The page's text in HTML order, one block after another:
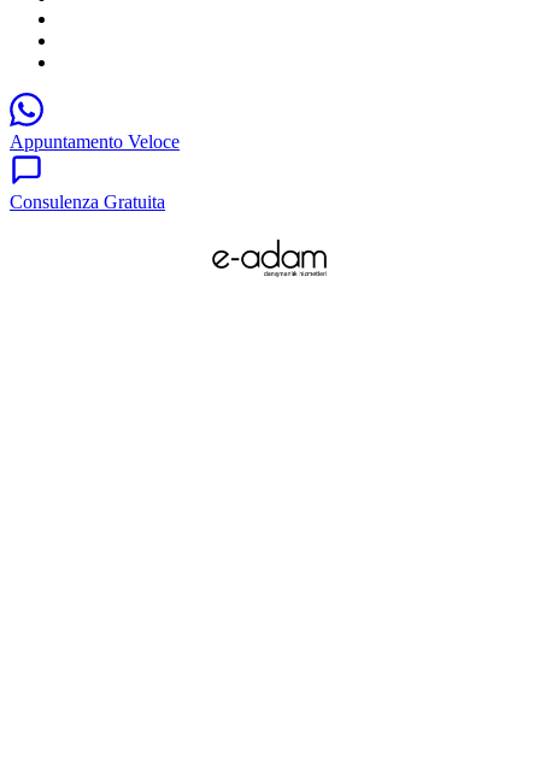
Appuntamento Veloce
Consulenza Gratuita